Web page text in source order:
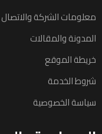
معلومات الشركة والاتصال
المدونة والمقالات
خريطة الموقع
شروط الخدمة
سياسة الخصوصية